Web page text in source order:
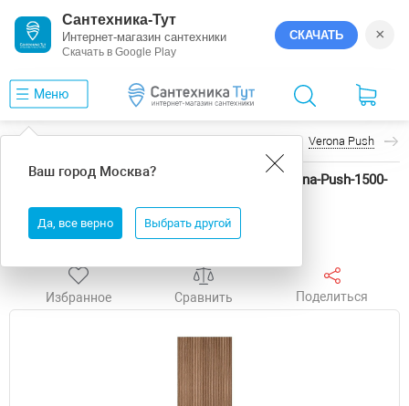
Сантехника-Тут
Интернет-магазин сантехники
Скачать в Google Play
СКАЧАТЬ ×
Меню
Ваш город Москва?
Да, все верно Выбрать другой
Verona Push
Шкаф пенал Art&Max Verona Push 40 AM-Verona-Push-1500-
Выгода
Избранное Сравнить Поделиться